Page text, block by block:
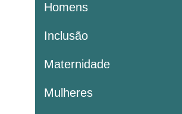
Homens
Inclusão
Maternidade
Mulheres